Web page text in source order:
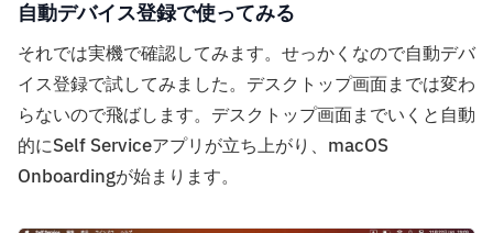
自動デバイス登録で使ってみる
それでは実機で確認してみます。せっかくなので自動デバ
イス登録で試してみました。デスクトップ画面までは変わ
らないので飛ばします。デスクトップ画面までいくと自動
的にSelf Serviceアプリが立ち上がり、macOS
Onboardingが始まります。